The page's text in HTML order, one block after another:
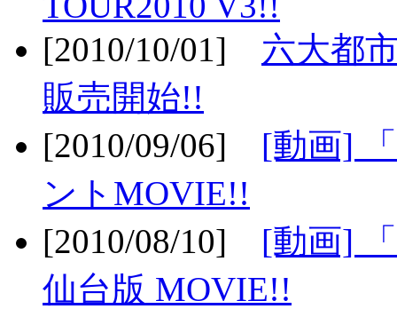
[2010/10/01] 六大都
販売開始!!
[2010/09/06] [動画]
ントMOVIE!!
[2010/08/10] [動画]
仙台版 MOVIE!!